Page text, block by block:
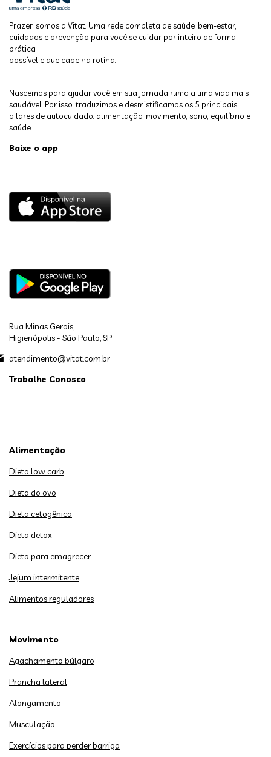
Prazer, somos a Vitat. Uma rede completa de saúde, bem-estar,
cuidados e prevenção para você se cuidar por inteiro de forma
prática,
possível e que cabe na rotina.
Nascemos para ajudar você em sua jornada rumo a uma vida mais
saudável. Por isso, traduzimos e desmistificamos os 5 principais
pilares de autocuidado: alimentação, movimento, sono, equilíbrio e
saúde.
Baixe o app
Rua Minas Gerais,
Higienópolis - São Paulo, SP
atendimento@vitat.com.br
Trabalhe Conosco
Alimentação
Dieta low carb
Dieta do ovo
Dieta cetogênica
Dieta detox
Dieta para emagrecer
Jejum intermitente
Alimentos reguladores
Movimento
Agachamento búlgaro
Prancha lateral
Alongamento
Musculação
Exercícios para perder barriga